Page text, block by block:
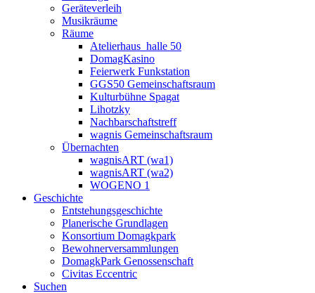
Geräteverleih
Musikräume
Räume
Atelierhaus_halle 50
DomagKasino
Feierwerk Funkstation
GGS50 Gemeinschaftsraum
Kulturbühne Spagat
Lihotzky
Nachbarschaftstreff
wagnis Gemeinschaftsraum
Übernachten
wagnisART (wa1)
wagnisART (wa2)
WOGENO 1
Geschichte
Entstehungsgeschichte
Planerische Grundlagen
Konsortium Domagkpark
Bewohnerversammlungen
DomagkPark Genossenschaft
Civitas Eccentric
Suchen